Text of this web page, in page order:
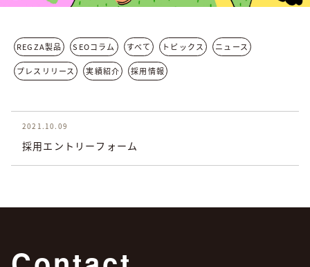
REGZA製品 SEOコラム すべて トピックス ニュース
プレスリリース 実績紹介 採用情報
2021.10.09
採用エントリーフォーム